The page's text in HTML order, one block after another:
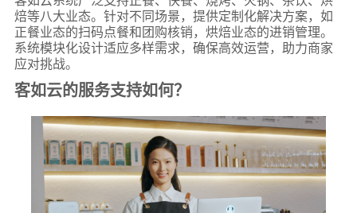
焙等八大业态。针对不同场景，提供定制化解决方案，如
正餐业态的扫码点餐和团购核销，烘焙业态的进销管理。
系统模块化设计适应多样需求，确保高效运营，助力商家
应对挑战。
客如云的服务支持如何？